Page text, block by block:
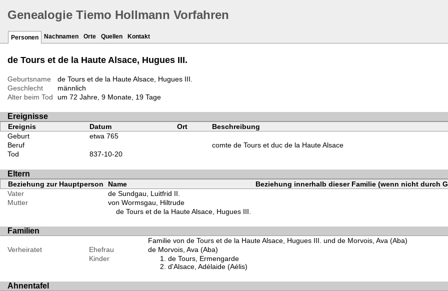
Genealogie Tiemo Hollmann Vorfahren
Personen Nachnamen Orte Quellen Kontakt
de Tours et de la Haute Alsace, Hugues III.
Geburtsname
de Tours et de la Haute Alsace, Hugues III.
Geschlecht
männlich
Alter beim Tod
um 72 Jahre, 9 Monate, 19 Tage
Ereignisse
Ereignis Datum Ort Beschreibung
Geburt
etwa 765
Beruf
comte de Tours et duc de la Haute Alsace
Tod
837-10-20
Eltern
Beziehung zur Hauptperson Name
Beziehung innerhalb dieser Familie (wenn nicht durch
Vater
de Sundgau, Luitfrid II.
Mutter
von Wormsgau, Hiltrude
de Tours et de la Haute Alsace, Hugues III.
Familien
Familie von de Tours et de la Haute Alsace, Hugues III. und de Morvois, Ava (Aba)
Verheiratet
Ehefrau
de Morvois, Ava (Aba)
Kinder
de Tours, Ermengarde
d'Alsace, Adélaide (Aélis)
Ahnentafel